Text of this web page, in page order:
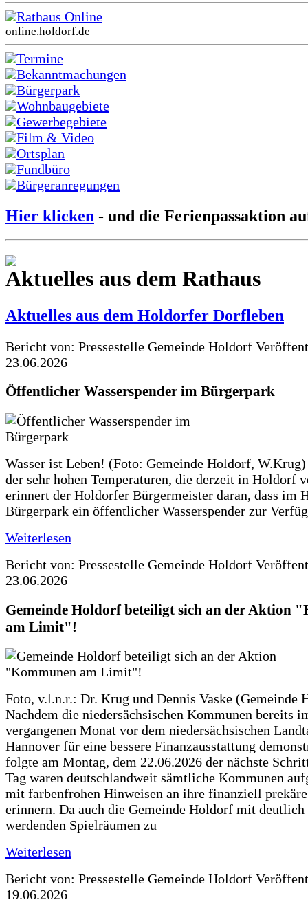
Rathaus Online
online.holdorf.de
Termine
Bekanntmachungen
Bürgerpark
Wohnbaugebiete
Gewerbegebiete
Film & Video
Ortsplan
Fundbüro
Bürgeranregungen
Hier klicken - und die Ferienpassaktion
Aktuelles aus dem Rathaus
Aktuelles aus dem Holdorfer Dorfleben
Bericht von: Pressestelle Gemeinde Holdorf
23.06.2026
Öffentlicher Wasserspender im Bürgerpark
Wasser ist Leben! (Foto: Gemeinde Holdorf,
der sehr hohen Temperaturen, die derzeit in Holdorf
erinnert der Holdorfer Bürgermeister daran, dass im
Bürgerpark ein öffentlicher Wasserspender zur
Weiterlesen
Bericht von: Pressestelle Gemeinde Holdorf
23.06.2026
Gemeinde Holdorf beteiligt sich an der Aktion
am Limit"!
Foto, v.l.n.r.: Dr. Krug und Dennis Vaske (Gemeinde
Nachdem die niedersächsischen Kommunen bereits
vergangenen Monat vor dem niedersächsischen
Hannover für eine bessere Finanzausstattung
folgte am Montag, dem 22.06.2026 der nächste
Tag waren deutschlandweit sämtliche Kommunen
mit farbenfrohen Hinweisen an ihre finanziell
erinnern. Da auch die Gemeinde Holdorf mit deutlich
werdenden Spielräumen zu
Weiterlesen
Bericht von: Pressestelle Gemeinde Holdorf
19.06.2026